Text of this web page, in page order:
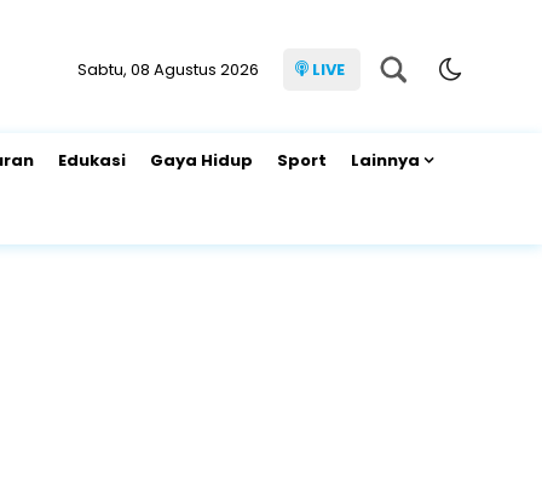
Sabtu, 08 Agustus 2026 LIVE
Edukasi Gaya Hidup Sport Lainnya